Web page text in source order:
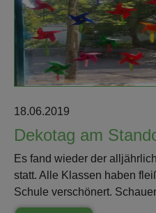
18.06.2019
Dekotag am
Es fand wieder der
statt. Alle Klassen haben
Schule verschönert.